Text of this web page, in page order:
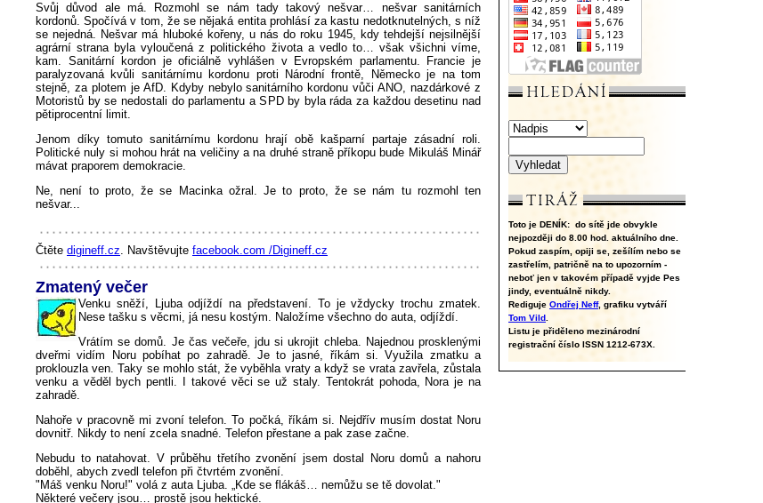
Toto je DENÍK: do sítě jde obvykle
nejpozději do 8.00 hod. aktuálního dne.
Pokud zaspím, opiji se, zešílím nebo se
zastřelím, patričně na to upozorním -
neboť jen v takovém případě vyjde Pes
jindy, eventuálně nikdy.
Rediguje Ondřej Neff, grafiku vytváří
Tom Vild
Listu je přiděleno mezinárodní
registrační číslo ISSN 1212-673X.
Svůj důvod ale má. Rozmohl se nám tady takový nešvar… nešvar sanitárních
kordonů. Spočívá v tom, že se nějaká entita prohlásí za kastu nedotknutelných, s níž
se nejedná. Nešvar má hluboké kořeny, u nás do roku 1945, kdy tehdejší nejsilnější
agrární strana byla vyloučená z politického života a vedlo to… však všichni víme,
kam. Sanitární kordon je oficiálně vyhlášen v Evropském parlamentu. Francie je
paralyzovaná kvůli sanitárnímu kordonu proti Národní frontě, Německo je na tom
stejně, za plotem je AfD. Kdyby nebylo sanitárního kordonu vůči ANO, nazdárkové z
Motoristů by se nedostali do parlamentu a SPD by byla ráda za každou desetinu nad
pětiprocentní limit.
Jenom díky tomuto sanitárnímu kordonu hrají obě kašparní partaje zásadní roli.
Politické nuly si mohou hrát na veličiny a na druhé straně příkopu bude Mikuláš Minář
mávat praporem demokracie.
Ne, není to proto, že se Macinka ožral. Je to proto, že se nám tu rozmohl ten
nešvar...
Čtěte digineff.cz. Navštěvujte facebook.com /Digineff.cz
Zmatený večer
Venku sněží, Ljuba odjíždí na představení. To je vždycky trochu zmatek.
Nese tašku s věcmi, já nesu kostým. Naložíme všechno do auta, odjíždí.
Vrátím se domů. Je čas večeře, jdu si ukrojit chleba. Najednou prosklenými
dveřmi vidím Noru pobíhat po zahradě. Je to jasné, říkám si. Využila zmatku a
proklouzla ven. Taky se mohlo stát, že vyběhla vraty a když se vrata zavřela, zůstala
venku a věděl bych pentli. I takové věci se už staly. Tentokrát pohoda, Nora je na
zahradě.
Nahoře v pracovně mi zvoní telefon. To počká, říkám si. Nejdřív musím dostat Noru
dovnitř. Nikdy to není zcela snadné. Telefon přestane a pak zase začne.
Nebudu to natahovat. V průběhu třetího zvonění jsem dostal Noru domů a nahoru
doběhl, abych zvedl telefon při čtvrtém zvonění.
"Máš venku Noru!" volá z auta Ljuba. „Kde se flákáš… nemůžu se tě dovolat."
Některé večery jsou… prostě jsou hektické.